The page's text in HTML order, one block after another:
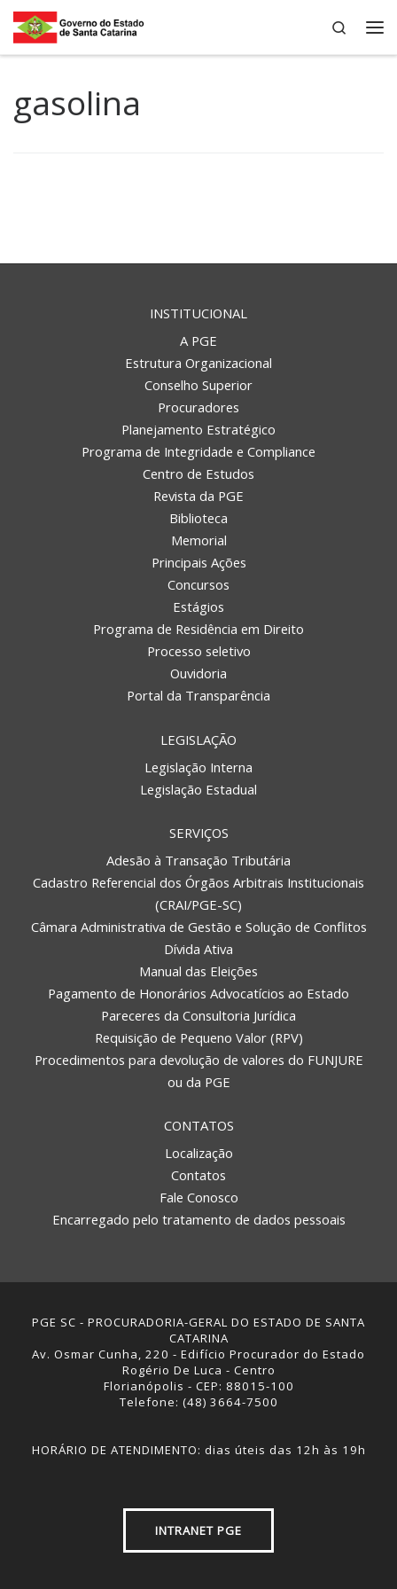
Skip to content
Search
gasolina
INSTITUCIONAL
A PGE
Estrutura Organizacional
Conselho Superior
Procuradores
Planejamento Estratégico
Programa de Integridade e Compliance
Centro de Estudos
Revista da PGE
Biblioteca
Memorial
Principais Ações
Concursos
Estágios
Programa de Residência em Direito
Processo seletivo
Ouvidoria
Portal da Transparência
LEGISLAÇÃO
Legislação Interna
Legislação Estadual
SERVIÇOS
Adesão à Transação Tributária
Cadastro Referencial dos Órgãos Arbitrais Institucionais
(CRAI/PGE-SC)
Câmara Administrativa de Gestão e Solução de Conflitos
Dívida Ativa
Manual das Eleições
Pagamento de Honorários Advocatícios ao Estado
Pareceres da Consultoria Jurídica
Requisição de Pequeno Valor (RPV)
Procedimentos para devolução de valores do FUNJURE
ou da PGE
CONTATOS
Localização
Contatos
Fale Conosco
Encarregado pelo tratamento de dados pessoais
PGE SC - PROCURADORIA-GERAL DO ESTADO DE SANTA
CATARINA
Av. Osmar Cunha, 220 - Edifício Procurador do Estado
Rogério De Luca - Centro
Florianópolis - CEP: 88015-100
Telefone: (48) 3664-7500
HORÁRIO DE ATENDIMENTO: dias úteis das 12h às 19h
INTRANET PGE